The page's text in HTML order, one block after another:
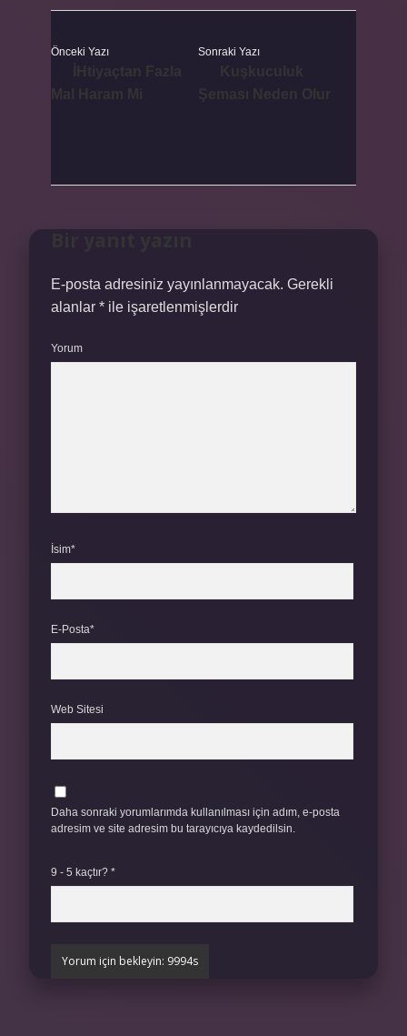
Önceki Yazı Sonraki Yazı
E-posta adresiniz yayınlanmayacak. Gerekli
alanlar * ile işaretlenmişlerdir
Yorum
İsim*
E-Posta*
Web Sitesi
Daha sonraki yorumlarımda kullanılması için adım, e-posta
adresim ve site adresim bu tarayıcıya kaydedilsin.
9 - 5 kaçtır? *